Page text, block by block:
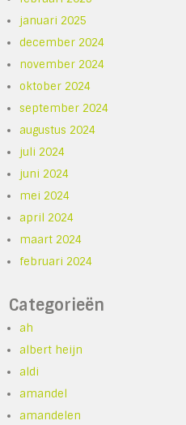
januari 2025
december 2024
november 2024
oktober 2024
september 2024
augustus 2024
juli 2024
juni 2024
mei 2024
april 2024
maart 2024
februari 2024
Categorieën
ah
albert heijn
aldi
amandel
amandelen